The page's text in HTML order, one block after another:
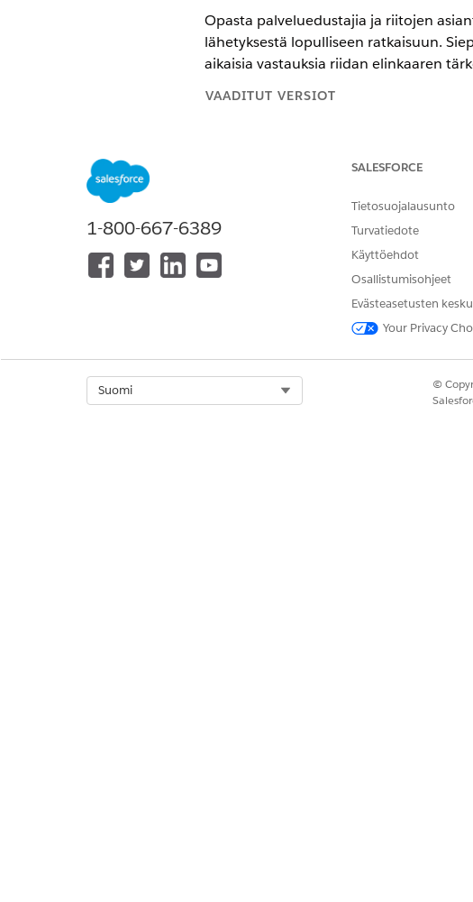
Opasta palveluedustajia ja riitojen
lähetyksestä lopulliseen ratkaisuun.
aikaisia vastauksia riidan elinkaaren
VAADITUT VERSIOT
Professional Edition-,
Transaktion riidan pyynnön lähettäminen
Palveluagenttisi voivat siepata ja
Riidan hyväksymissähköpostin
Kun riidanpyyntö lähetetään,
Riidan kohteen sulkemissähköpostin
Kun riidanalaisen transaktion tilaksi
1-800-667-6389
SALESFORCE
Tietosuojalausunto
Turvatiedote
Käyttöehdot
Osallistumisohjeet
Evästeasetusten
Your Privacy
Suomi
©